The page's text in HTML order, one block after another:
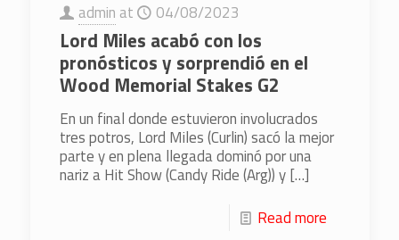
admin at 04/08/2023
Lord Miles acabó con los
pronósticos y sorprendió en el
Wood Memorial Stakes G2
En un final donde estuvieron involucrados
tres potros, Lord Miles (Curlin) sacó la mejor
parte y en plena llegada dominó por una
nariz a Hit Show (Candy Ride (Arg)) y[…]
Read more